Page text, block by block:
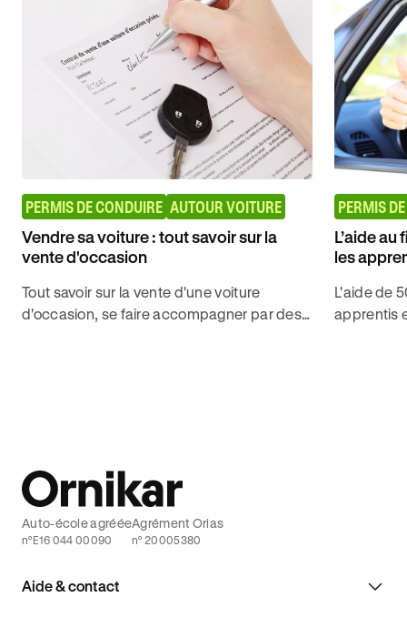
PERMIS DE CONDUIRE AUTOUR VOITURE
Vendre sa voiture : tout savoir sur la
vente d'occasion
Tout savoir sur la vente d'une voiture
d'occasion, se faire accompagner par des
PERMIS
L’aide
les
L'aide de
apprentis
Aide & contact
Auto-école agréée
n°E16 044 00090
Agrément Orias
n° 20005380